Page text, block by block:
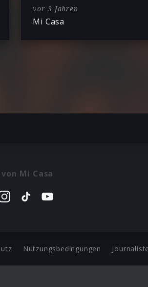
vor 3 Jahren
Mi Casa
Mi Casa
Nutzungsbedingungen